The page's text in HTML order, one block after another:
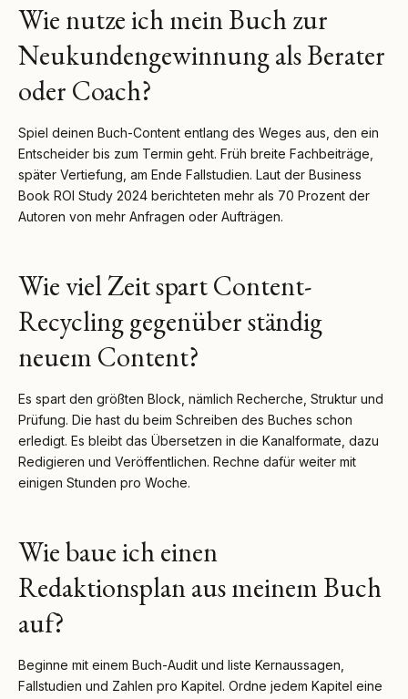
Wie nutze ich mein Buch zur
Neukundengewinnung als Berater
oder Coach?
Spiel deinen Buch-Content entlang des Weges aus, den ein
Entscheider bis zum Termin geht. Früh breite Fachbeiträge,
später Vertiefung, am Ende Fallstudien. Laut der Business
Book ROI Study 2024 berichteten mehr als 70 Prozent der
Autoren von mehr Anfragen oder Aufträgen.
Wie viel Zeit spart Content-
Recycling gegenüber ständig
neuem Content?
Es spart den größten Block, nämlich Recherche, Struktur und
Prüfung. Die hast du beim Schreiben des Buches schon
erledigt. Es bleibt das Übersetzen in die Kanalformate, dazu
Redigieren und Veröffentlichen. Rechne dafür weiter mit
einigen Stunden pro Woche.
Wie baue ich einen
Redaktionsplan aus meinem Buch
auf?
Beginne mit einem Buch-Audit und liste Kernaussagen,
Fallstudien und Zahlen pro Kapitel. Ordne jedem Kapitel eine